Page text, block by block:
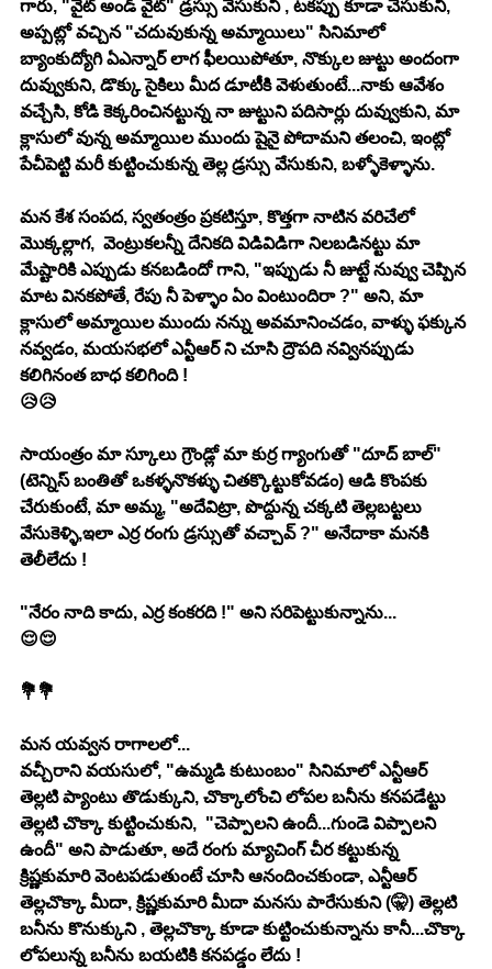
గారు, "వైట్ అండ్ వైట్" డ్రస్సు వేసుకుని , టకప్పు కూడా చేసుకుని,
అప్పట్లో వచ్చిన "చదువుకున్న అమ్మాయిలు" సినిమాలో
బ్యాంకుద్యోగి ఏఎన్నార్ లాగ ఫీలయిపోతూ, నొక్కుల జుట్టు అందంగా
దువ్వుకుని, డొక్కు సైకిలు మీద డూటీకి వెళుతుంటే...నాకు ఆవేశం
వచ్చేసి, కోడి కెక్కరించినట్టున్న నా జుట్టుని పదిసార్లు దువ్వుకుని, మా
క్లాసులో వున్న అమ్మాయిల ముందు షైనై పోదామని తలంచి, ఇంట్లో
పేచీపెట్టి మరీ కుట్టించుకున్న తెల్ల డ్రస్సు వేసుకుని, బళ్ళోకెళ్ళాను.
మన కేశ సంపద, స్వతంత్రం ప్రకటిస్తూ, కొత్తగా నాటిన వరిచేలో
మొక్కల్లాగ,  వెంట్రుకలన్నీ దేనికది విడివిడిగా నిలబడినట్టు మా
మేష్టారికి ఎప్పుడు కనబడిందో గాని, "ఇప్పుడు నీ జుట్టే నువ్వు చెప్పిన
మాట వినకపోతే, రేపు నీ పెళ్ళాం ఏం వింటుందిరా ?" అని, మా
క్లాసులో అమ్మాయిల ముందు నన్ను అవమానించడం, వాళ్ళు ఫక్కున
నవ్వడం, మయసభలో ఎన్టీఆర్ ని చూసి ద్రౌపది నవ్వినప్పుడు
కలిగినంత బాధ కలిగింది !
😥😥
సాయంత్రం మా స్కూలు గ్రౌండ్లో మా కుర్ర గ్యాంగుతో "దూద్ బాల్"
(టెన్నిస్ బంతితో ఒకళ్ళనొకళ్ళు చితక్కొట్టుకోవడం) ఆడి కొంపకు
చేరుకుంటే, మా అమ్మ, "అదేవిట్రా, పొద్దున్న చక్కటి తెల్లబట్టలు
వేసుకెళ్ళి,ఇలా ఎర్ర రంగు డ్రస్సుతో వచ్చావ్ ?" అనేదాకా మనకి
తెలీలేదు !
"నేరం నాది కాదు, ఎర్ర కంకరది !" అని సరిపెట్టుకున్నాను...
😌😌
💐💐
మన యవ్వన రాగాలలో...
వచ్చీరాని వయసులో, "ఉమ్మడి కుటుంబం" సినిమాలో ఎన్టీఆర్
తెల్లటి ప్యాంటు తొడుక్కుని, చొక్కాలోంచి లోపల బనీను కనపడేట్టు
తెల్లటి చొక్కా కుట్టించుకుని,  "చెప్పాలని ఉందీ...గుండె విప్పాలని
ఉందీ" అని పాడుతూ, అదే రంగు మ్యాచింగ్ చీర కట్టుకున్న
క్రిష్ణకుమారి వెంటపడుతుంటే చూసి ఆనందించకుండా, ఎన్టీఆర్
తెల్లచొక్కా మీదా, క్రిష్ణకుమారి మీదా మనసు పారేసుకుని (🤫) తెల్లటి
బనీను కొనుక్కుని , తెల్లచొక్కా కూడా కుట్టించుకున్నాను కానీ...చొక్కా
లోపలున్న బనీను బయటికి కనపడ్డం లేదు !